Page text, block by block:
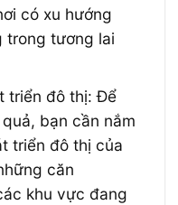
có xu hướng
trong tương lai
triển đô thị: Để
bạn cần nắm
triển đô thị của
căn
khu vực đang